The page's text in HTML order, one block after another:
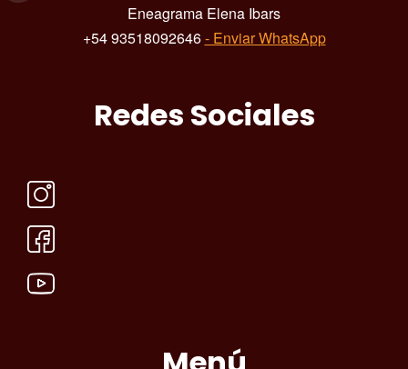
Eneagrama Elena Ibars
+54 93518092646- Enviar WhatsApp
Redes Sociales